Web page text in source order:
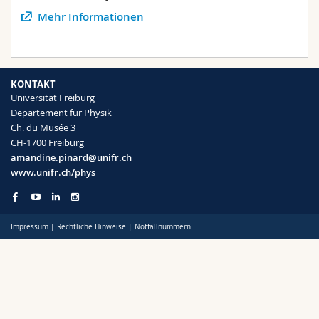
Math.-Nat. und Med. Fak.
Mitarbeitende
Webmail
MyUnifr
Mehr Informationen
KONTAKT
Universität Freiburg
Departement für Physik
Ch. du Musée 3
CH-1700 Freiburg
amandine.pinard@unifr.ch
www.unifr.ch/phys
Impressum | Rechtliche Hinweise | Notfallnummern